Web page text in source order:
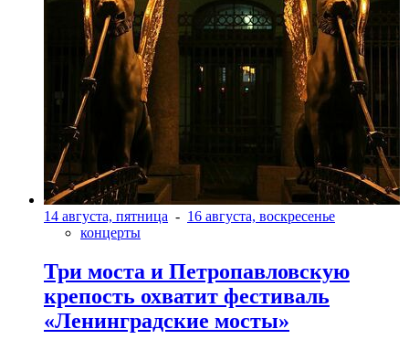
14 августа, пятница - 16 августа, воскресенье
концерты
Три моста и Петропавловскую
крепость охватит фестиваль
«Ленинградские мосты»